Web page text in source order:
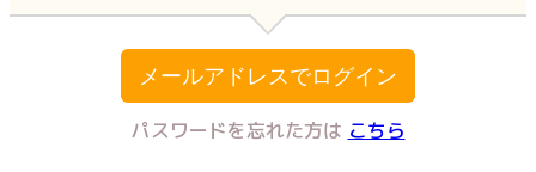
メールアドレスでログイン
パスワードを忘れた方は こちら